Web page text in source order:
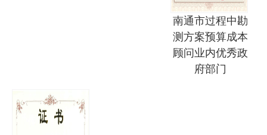
南通市过程中勘
测方案预算成本
顾问业内优秀政
府部门